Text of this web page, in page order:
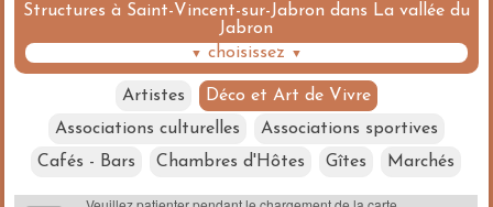
Structures à Saint-Vincent-sur-Jabron dans La vallée du
Jabron
▼ choisissez ▼
Artistes
Déco et Art de Vivre
Associations culturelles
Associations sportives
Cafés - Bars
Chambres d'Hôtes Gîtes Marchés